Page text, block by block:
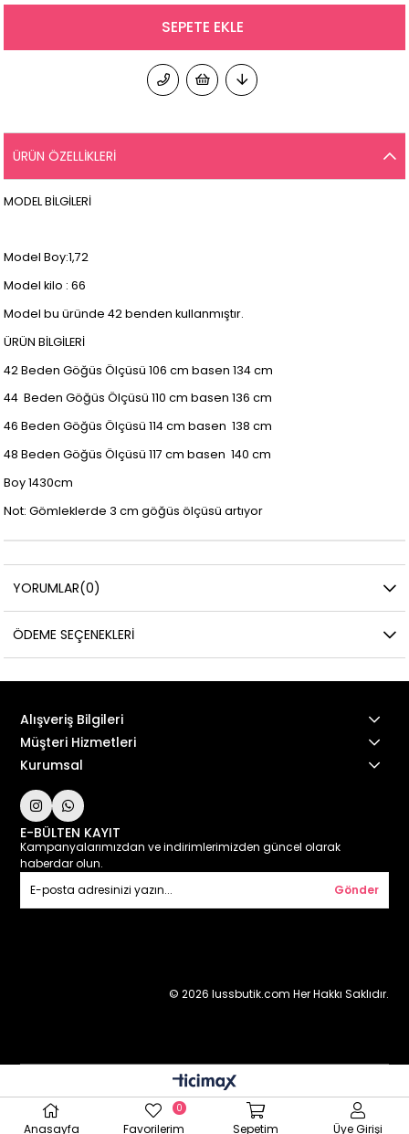
ÜRÜN ÖZELLIKLERI
MODEL BİLGİLERİ
Model Boy:1,72
Model kilo : 66
Model bu üründe 42 benden kullanmıştır.
ÜRÜN BİLGİLERİ
42 Beden Göğüs Ölçüsü 106 cm basen 134 cm
44 Beden Göğüs Ölçüsü 110 cm basen 136 cm
46 Beden Göğüs Ölçüsü 114 cm basen 138 cm
48 Beden Göğüs Ölçüsü 117 cm basen 140 cm
Boy 1430cm
Not: Gömleklerde 3 cm göğüs ölçüsü artıyor
YORUMLAR(0)
ÖDEME SEÇENEKLERI
Alışveriş Bilgileri
Müşteri Hizmetleri
Kurumsal
E-BÜLTEN KAYIT
Kampanyalarımızdan ve indirimlerimizden güncel olarak
haberdar olun.
Gönder
© 2026 lussbutik.com Her Hakkı Saklıdır.
Anasayfa Favorilerim
0
Sepetim Üye Girişi